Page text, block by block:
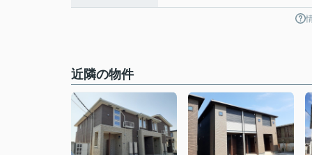
近隣の物件